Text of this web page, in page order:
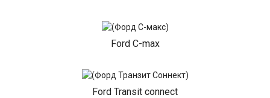
Ford C-max
Ford Transit connect